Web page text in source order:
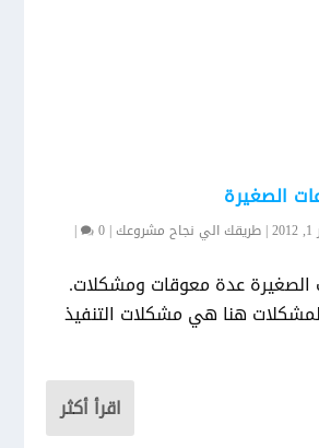
الصغيرة
|طريقك الي نجاح مشروعك|
0
|
الصغيرة عدة معوقات ومشكلات.
هنا هي مشكلات التنفيذ
اقرأ أكثر